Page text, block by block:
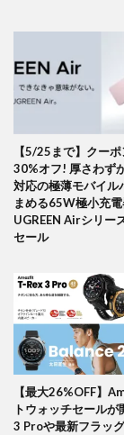
【5/25まで】クー
30%オフ! 厚さわず
対応の極薄モバイル
まめる65W極小充
UGREEN Airシリー
セール
【最大26%OFF】
トウォッチセール
3 Proや最新フラッ